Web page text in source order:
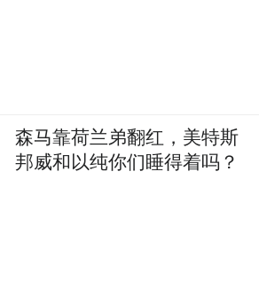
森马靠荷兰弟翻红，美特斯
邦威和以纯你们睡得着吗？